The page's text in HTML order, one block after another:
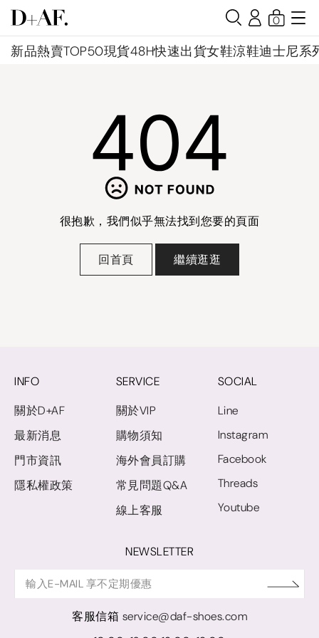
新品熱賣TOP50現貨48H快速出貨女鞋涼鞋迪士尼系
0
很抱歉，我們似乎無法找到您要的頁面
回首頁 繼續逛逛
INFO
關於D+AF
最新消息
門市資訊
隱私權政策
SERVICE
關於VIP
購物須知
海外會員訂購
常見問題Q&A
線上客服
SOCIAL
Line
Instagram
Facebook
Threads
Youtube
NEWSLETTER
客服信箱 service@daf-shoes.com